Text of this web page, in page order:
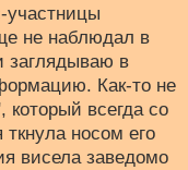
участницы
не наблюдал в
заглядываю в
Как-то не
всегда со
носом его
висела заведомо